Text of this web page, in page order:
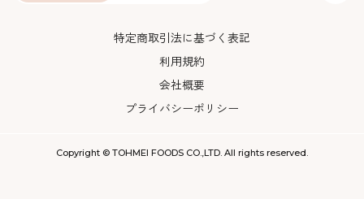
特定商取引法に基づく表記
利用規約
会社概要
プライバシーポリシー
Copyright © TOHMEI FOODS CO.,LTD. All rights reserved.